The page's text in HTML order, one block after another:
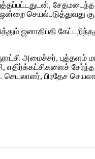
செயல்படுத்துவது
ஜனாதிபதி
அமைச்சர்,
செயலாளர், பிரதேச